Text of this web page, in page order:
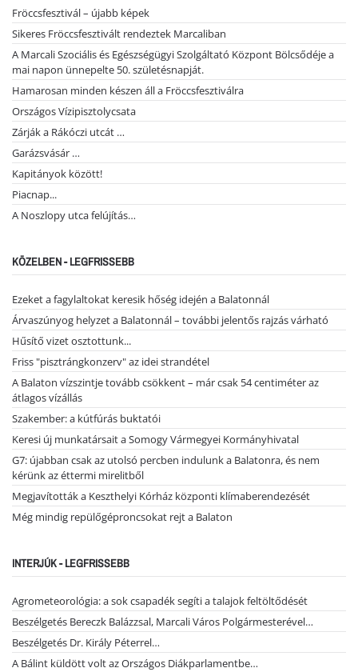
Fröccsfesztivál – újabb képek
Sikeres Fröccsfesztivált rendeztek Marcaliban
A Marcali Szociális és Egészségügyi Szolgáltató Központ Bölcsődéje a
mai napon ünnepelte 50. születésnapját.
Hamarosan minden készen áll a Fröccsfesztiválra
Országos Vízipisztolycsata
Zárják a Rákóczi utcát …
Garázsvásár …
Kapitányok között!
Piacnap...
A Noszlopy utca felújítás…
KÖZELBEN - LEGFRISSEBB
Ezeket a fagylaltokat keresik hőség idején a Balatonnál
Árvaszúnyog helyzet a Balatonnál – további jelentős rajzás várható
Hűsítő vizet osztottunk...
Friss "pisztrángkonzerv" az idei strandétel
A Balaton vízszintje tovább csökkent – már csak 54 centiméter az
átlagos vízállás
Szakember: a kútfúrás buktatói
Keresi új munkatársait a Somogy Vármegyei Kormányhivatal
G7: újabban csak az utolsó percben indulunk a Balatonra, és nem
kérünk az éttermi mirelitből
Megjavították a Keszthelyi Kórház központi klímaberendezését
Még mindig repülőgéproncsokat rejt a Balaton
INTERJÚK - LEGFRISSEBB
Agrometeorológia: a sok csapadék segíti a talajok feltöltődését
Beszélgetés Bereczk Balázzsal, Marcali Város Polgármesterével…
Beszélgetés Dr. Király Péterrel…
A Bálint küldött volt az Országos Diákparlamentbe…